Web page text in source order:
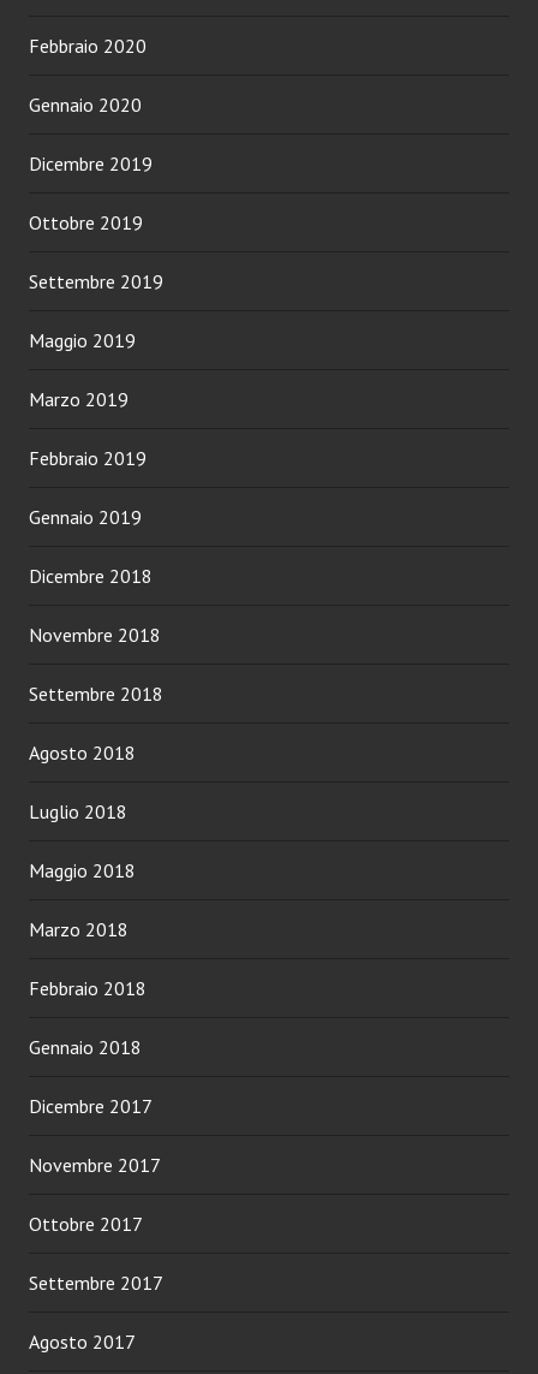
Febbraio 2020
Gennaio 2020
Dicembre 2019
Ottobre 2019
Settembre 2019
Maggio 2019
Marzo 2019
Febbraio 2019
Gennaio 2019
Dicembre 2018
Novembre 2018
Settembre 2018
Agosto 2018
Luglio 2018
Maggio 2018
Marzo 2018
Febbraio 2018
Gennaio 2018
Dicembre 2017
Novembre 2017
Ottobre 2017
Settembre 2017
Agosto 2017